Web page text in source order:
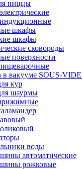
пиццы
шкафы
шкафы
сковороды
поверхности
в вакууме SOUS-
кур
шаурмы
воды
автоматические
рожковые